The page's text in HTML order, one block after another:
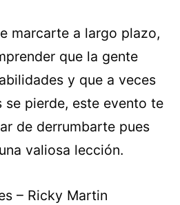
marcarte a largo plazo,
que la gente
y que a veces
se pierde, este evento te
de derrumbarte pues
valiosa lección.
– Ricky Martin